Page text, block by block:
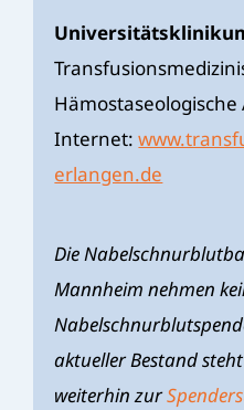
Internet:
erlangen.de
Die
Mannheim nehmen
aktueller Bestand
weiterhin zur